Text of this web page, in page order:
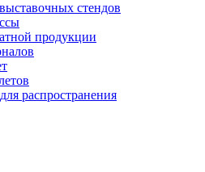
стендов
продукции
распространения